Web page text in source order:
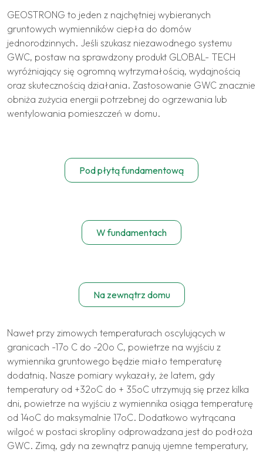
GEOSTRONG to jeden z najchętniej wybieranych
gruntowych wymienników ciepła do domów
jednorodzinnych. Jeśli szukasz niezawodnego systemu
GWC, postaw na sprawdzony produkt GLOBAL- TECH
wyróżniający się ogromną wytrzymałością, wydajnością
oraz skutecznością działania. Zastosowanie GWC znacznie
obniża zużycia energii potrzebnej do ogrzewania lub
wentylowania pomieszczeń w domu.
Pod płytą fundamentową
W fundamentach
Na zewnątrz domu
Nawet przy zimowych temperaturach oscylujących w
granicach -17o C do -20o C, powietrze na wyjściu z
wymiennika gruntowego będzie miało temperaturę
dodatnią. Nasze pomiary wykazały, że latem, gdy
temperatury od +32oC do + 35oC utrzymują się przez kilka
dni, powietrze na wyjściu z wymiennika osiąga temperaturę
od 14oC do maksymalnie 17oC. Dodatkowo wytrącana
wilgoć w postaci skropliny odprowadzana jest do podłoża
GWC. Zimą, gdy na zewnątrz panują ujemne temperatury,